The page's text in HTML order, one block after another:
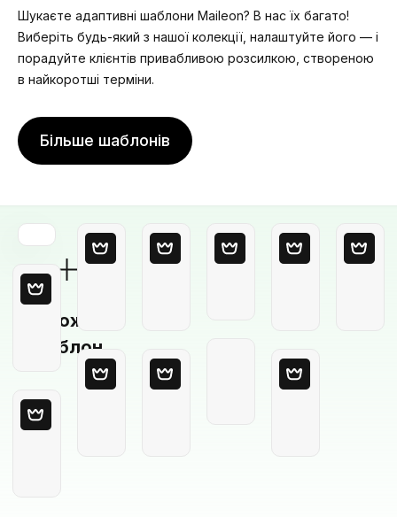
Шукаєте адаптивні шаблони Maileon? В нас їх багато!
Виберіть будь-який з нашої колекції, налаштуйте його — і
порадуйте клієнтів привабливою розсилкою, створеною
в найкоротші терміни.
Більше шаблонів
Порожній
шаблон